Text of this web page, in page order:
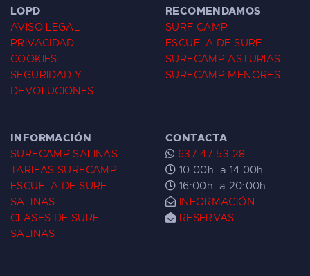
LOPD
AVISO LEGAL
PRIVACIDAD
COOKIES
SEGURIDAD Y
DEVOLUCIONES
RECOMENDAMOS
SURF CAMP
ESCUELA DE SURF
SURFCAMP ASTURIAS
SURFCAMP MENORES
INFORMACIÓN
SURFCAMP SALINAS
TARIFAS SURFCAMP
ESCUELA DE SURF
SALINAS
CLASES DE SURF
SALINAS
CONTACTA
637 47 53 28
10:00h. a 14:00h.
16:00h. a 20:00h.
INFORMACIÓN
RESERVAS